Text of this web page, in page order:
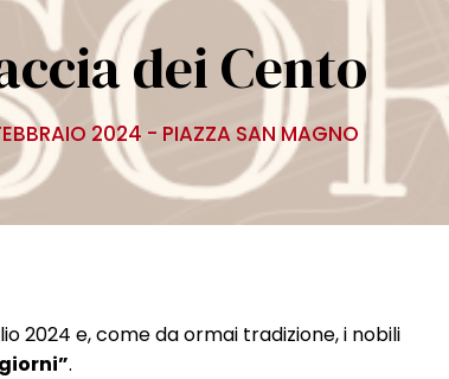
dei Cento
2024 - PIAZZA SAN MAGNO
2024 e, come da ormai tradizione, i nobili
.